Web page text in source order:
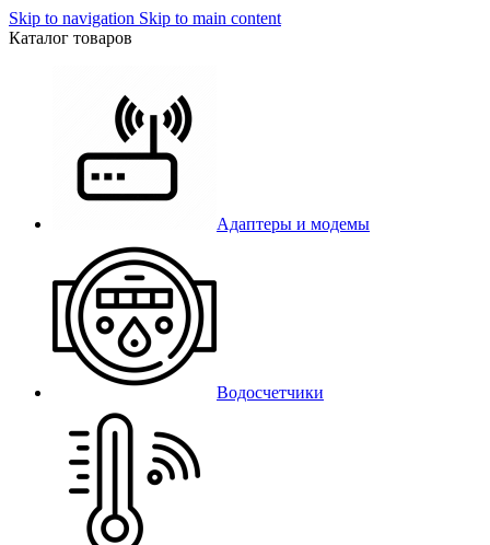
Skip to navigation Skip to main content
Каталог товаров
Адаптеры и модемы
Водосчетчики